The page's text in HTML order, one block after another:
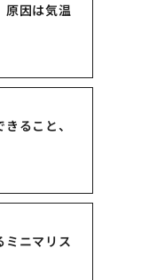
原因は気温
ること、
ミニマリス